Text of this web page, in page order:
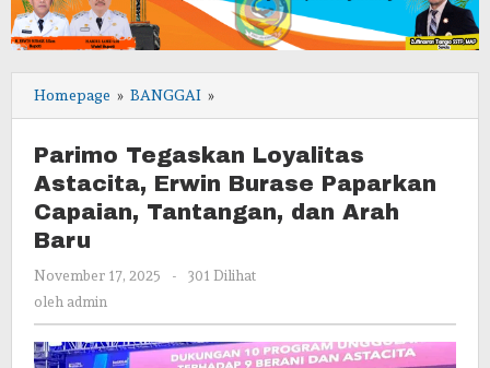
Homepage » BANGGAI »
Tegaskan
Astacita,
Erwin
Burase
Tantangan,
Arah
Baru
Parimo Tegaskan Loyalitas
Astacita, Erwin Burase Paparkan
Capaian, Tantangan, dan Arah
Baru
November 17, 2025
oleh
-
301 Dilihat
oleh admin